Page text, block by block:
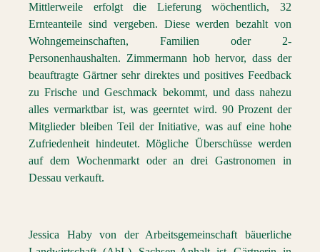
Mittlerweile erfolgt die Lieferung wöchentlich, 32
Ernteanteile sind vergeben. Diese werden bezahlt von
Wohngemeinschaften, Familien oder 2-
Personenhaushalten. Zimmermann hob hervor, dass der
beauftragte Gärtner sehr direktes und positives Feedback
zu Frische und Geschmack bekommt, und dass nahezu
alles vermarktbar ist, was geerntet wird. 90 Prozent der
Mitglieder bleiben Teil der Initiative, was auf eine hohe
Zufriedenheit hindeutet. Mögliche Überschüsse werden
auf dem Wochenmarkt oder an drei Gastronomen in
Dessau verkauft.
Jessica Haby von der Arbeitsgemeinschaft bäuerliche